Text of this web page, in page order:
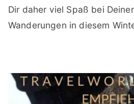
Dir daher viel Spaß bei
Wanderungen in diesem